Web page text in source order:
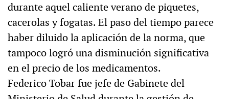
durante aquel caliente verano de piquetes,
cacerolas y fogatas. El paso del tiempo parece
haber diluido la aplicación de la norma, que
tampoco logró una disminución significativa
en el precio de los medicamentos.
Federico Tobar fue jefe de Gabinete del